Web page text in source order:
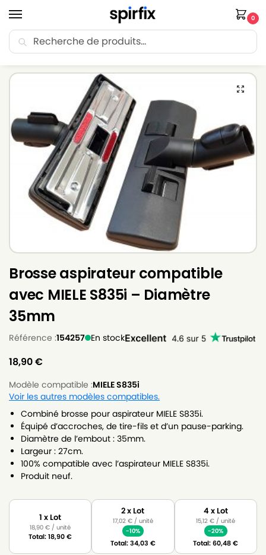
0
🚚 Livraison Point Relais offerte dès 30€ d’achat.
Brosse aspirateur compatible
avec MIELE S835i – Diamètre
35mm
Référence :154257 En stock
18,90€
Modèle compatible :MIELE S835i
Voir les autres modèles compatibles.
Combiné brosse pour aspirateur MIELE S835i.
Équipé d’accroches, de tire-fils et d’un pause-parking.
Diamètre de l’embout : 35mm.
Largeur : 27cm.
100% compatible avec l’aspirateur MIELE S835i.
Produit neuf.
1 x Lot
18,90€ / unité
Total:18,90€
2 x Lot
17,02 €/ unité
-10%
Total:34,03 €
4 x Lot
15,12€ / unité
-20%
Total:60,48€